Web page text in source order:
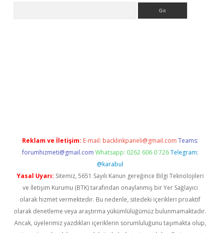
Reklam ve İletişim: E-mail: backlinkpaneli@gmail.com Teams:
forumhizmeti@gmail.com Whatsapp: 0262 606 0 726 Telegram:
@karabul
Yasal Uyarı: Sitemiz, 5651 Sayılı Kanun gereğince Bilgi Teknolojileri
ve İletişim Kurumu (BTK) tarafından onaylanmış bir Yer Sağlayıcı
olarak hizmet vermektedir. Bu nedenle, sitedeki içerikleri proaktif
olarak denetleme veya araştırma yükümlülüğümüz bulunmamaktadır.
Ancak, üyelerimiz yazdıkları içeriklerin sorumluluğunu taşımakta olup,